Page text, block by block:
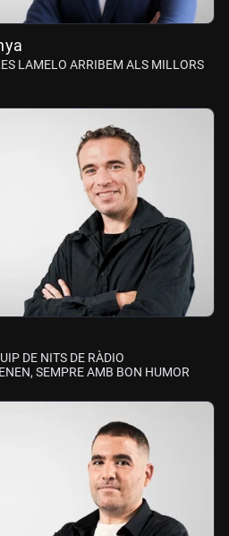
LAMELO ARRIBEM ALS MILLORS
DE NITS DE RÀDIO
SEMPRE AMB BON HUMOR